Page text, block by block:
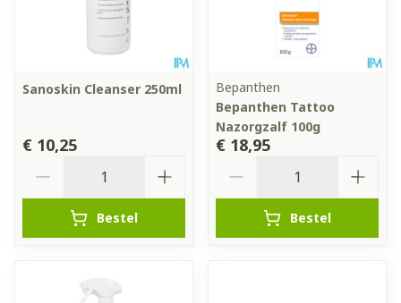
Sanoskin Cleanser 250ml
€ 10,25
Bestel
Bepanthen
Bepanthen Tattoo
Nazorgzalf 100g
€ 18,95
Bestel